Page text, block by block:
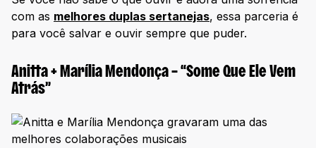
com as melhores duplas sertanejas, essa parceria é
para você salvar e ouvir sempre que puder.
Anitta + Marília Mendonça – “Some Que Ele Vem
Atrás”